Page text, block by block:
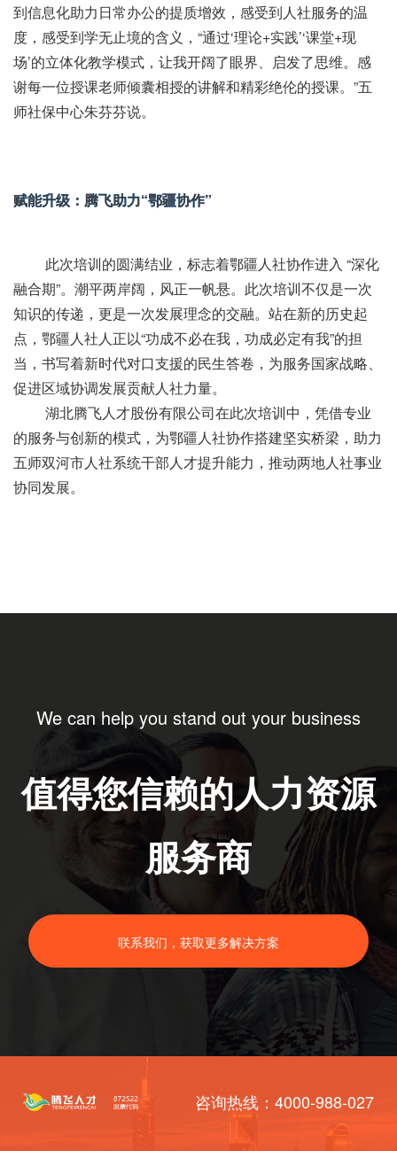
到信息化助力日常办公的提质增效，感受到人社服务的温
度，感受到学无止境的含义，“通过‘理论+实践’‘课堂+现
场’的立体化教学模式，让我开阔了眼界、启发了思维。感
谢每一位授课老师倾囊相授的讲解和精彩绝伦的授课。”五
师社保中心朱芬芬说。
赋能升级：腾飞助力“鄂疆协作”
此次培训的圆满结业，标志着鄂疆人社协作进入 “深化
融合期”。潮平两岸阔，风正一帆悬。此次培训不仅是一次
知识的传递，更是一次发展理念的交融。站在新的历史起
点，鄂疆人社人正以“功成不必在我，功成必定有我”的担
当，书写着新时代对口支援的民生答卷，为服务国家战略、
促进区域协调发展贡献人社力量。
湖北腾飞人才股份有限公司在此次培训中，凭借专业
的服务与创新的模式，为鄂疆人社协作搭建坚实桥梁，助力
五师双河市人社系统干部人才提升能力，推动两地人社事业
协同发展。
We can help you stand out your business
值得您信赖的人力资源
服务商
联系我们，获取更多解决方案
咨询热线：4000-988-027